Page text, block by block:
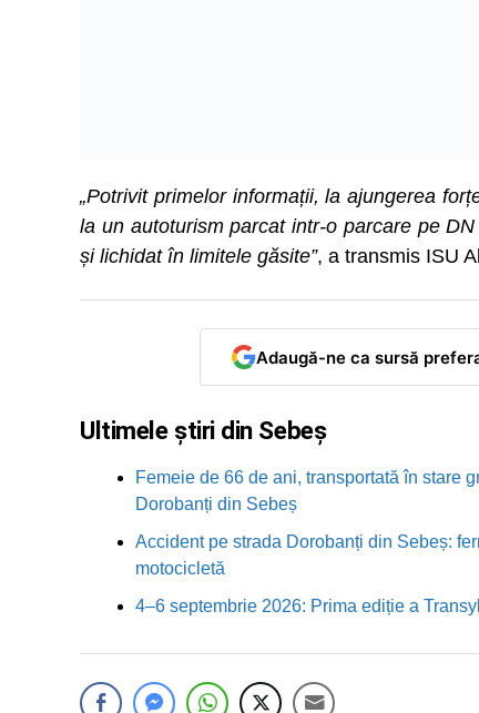
„Potrivit primelor informații, la ajungerea
la un autoturism parcat intr-o parcare pe
și lichidat în limitele găsite”, a transmis ISU
Adaugă-ne ca sursă
Ultimele știri din Sebeș
Femeie de 66 de ani, transportată în stare
Dorobanți din Sebeș
Accident pe strada Dorobanți din Sebeș:
motocicletă
4–6 septembrie 2026: Prima ediție a